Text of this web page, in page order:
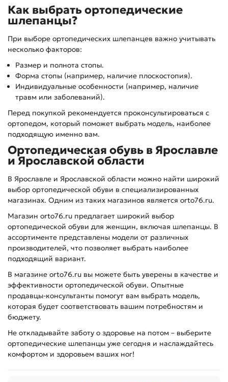
Как выбрать ортопедические
шлепанцы?
При выборе ортопедических шлепанцев важно учитывать
несколько факторов:
Размер и полнота стопы.
Форма стопы (например, наличие плоскостопия).
Индивидуальные особенности (например, наличие
травм или заболеваний).
Перед покупкой рекомендуется проконсультироваться с
ортопедом, который поможет выбрать модель, наиболее
подходящую именно вам.
Ортопедическая обувь в Ярославле
и Ярославской области
В Ярославле и Ярославской области можно найти широкий
выбор ортопедической обуви в специализированных
магазинах. Одним из таких магазинов является orto76.ru.
Магазин orto76.ru предлагает широкий выбор
ортопедической обуви для женщин, включая шлепанцы. В
ассортименте представлены модели от различных
производителей, что позволяет выбрать наиболее
подходящий вариант.
В магазине orto76.ru вы можете быть уверены в качестве и
эффективности ортопедической обуви. Опытные
продавцы-консультанты помогут вам выбрать модель,
которая будет соответствовать вашим потребностям и
бюджету.
Не откладывайте заботу о здоровье на потом – выберите
ортопедические шлепанцы уже сегодня и наслаждайтесь
комфортом и здоровьем ваших ног!